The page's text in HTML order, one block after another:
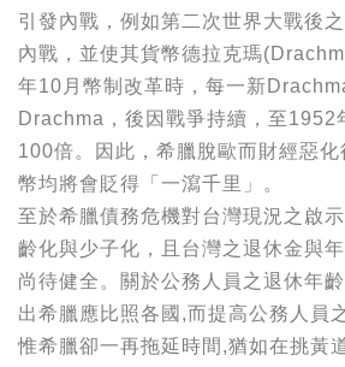
引發內戰，例如第二次世界大戰後
內戰，並使其貨幣德拉克瑪
年10月幣制改革時，每一新
Drachma，後因戰爭持續，至1952
100倍。因此，希臘脫歐而財經惡
幣均將會貶得「一瀉千里」。
至於希臘債務危機對台灣現況之啟
齡化與少子化，且台灣之退休金與
尚待健全。關於公務人員之退休年
出希臘應比照各國,而提高公務人員
惟希臘卻一再拖延時間,猶如在挑黃